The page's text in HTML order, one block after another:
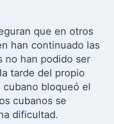
que en otros
han continuado las
no han podido ser
tarde del propio
bloqueó el
cubanos se
dificultad.